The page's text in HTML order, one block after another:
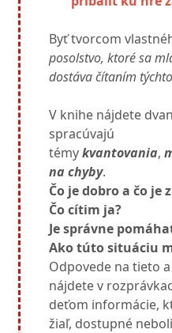
Byť tvorcom
posolstvo, ktoré sa
dostáva čítaním
V knihe nájdete
spracúvajú
témykvantovania,
na chyby.
Čo je dobro a čo je
Čo cítim ja?
Je správne
Ako túto situáciu
Odpovede na tieto
nájdete v
deťom informácie,
žiaľ, dostupné